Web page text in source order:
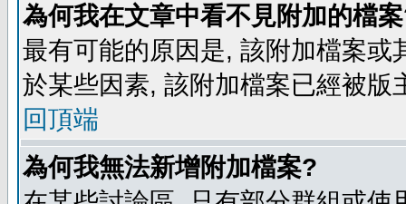
為何我在文章中看不見附加的檔
最有可能的原因是, 該附加檔案
於某些因素, 該附加檔案已經被版
回頂端
為何我無法新增附加檔案?